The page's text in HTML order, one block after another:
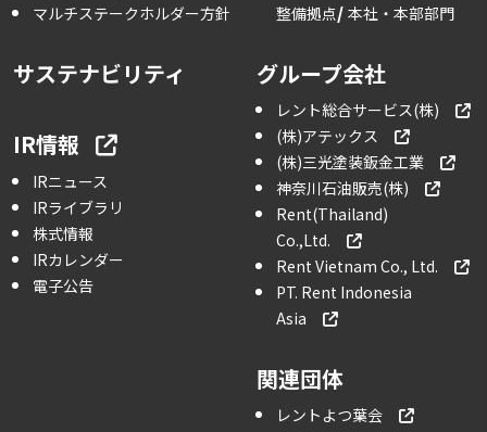
マルチステークホルダー方針
サステナビリティ
IR情報
IRニュース
IRライブラリ
株式情報
IRカレンダー
電子公告
整備拠点 本社・本部部門
グループ会社
レント総合サービス(株)
(株)アテックス
(株)三光塗装鈑金工業
神奈川石油販売(株)
Rent(Thailand)
Co.,Ltd.
Rent Vietnam Co., Ltd.
PT. Rent Indonesia
Asia
関連団体
レントよつ葉会